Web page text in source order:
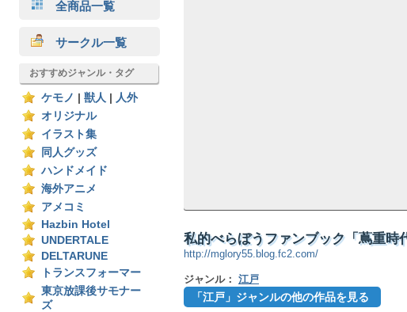
全商品一覧
サークル一覧
おすすめジャンル・タグ
ケモノ 獣人
人外
オリジナル
イラスト集
同人グッズ
ハンドメイド
海外アニメ
アメコミ
Hazbin Hotel
UNDERTALE
DELTARUNE
トランスフォーマー
東京放課後サモナー
ズ
私的べらぼうファンブック「蔦重時
http://mglory55.blog.fc2.com/
ジャンル： 江戸
「江戸」ジャンルの他の作品を見る